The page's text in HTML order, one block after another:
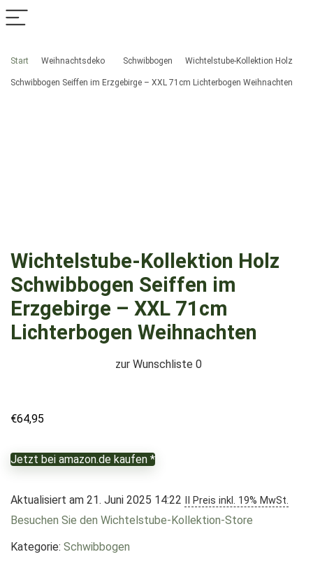
Start Weihnachtsdeko Schwibbogen Wichtelstube-Kollektion Holz
Schwibbogen Seiffen im Erzgebirge – XXL 71cm Lichterbogen Weihnachten
Wichtelstube-Kollektion Holz
Schwibbogen Seiffen im
Erzgebirge – XXL 71cm
Lichterbogen Weihnachten
zur Wunschliste 0
€64,95
Jetzt bei amazon.de kaufen *
Aktualisiert am 21. Juni 2025 14:22 II Preis inkl. 19% MwSt.
Besuchen Sie den Wichtelstube-Kollektion-Store
Kategorie: Schwibbogen